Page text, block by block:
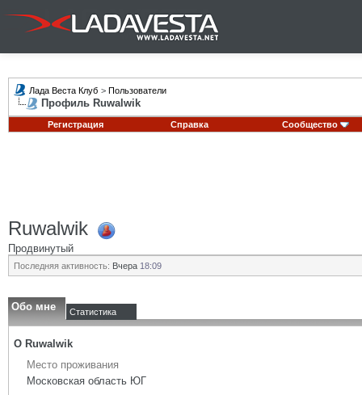
Лада Веста Клуб > Пользователи
Профиль Ruwalwik
Регистрация Справка Сообщество
Ruwalwik
Продвинутый
Последняя активность: Вчера 18:09
Обо мне Статистика
О Ruwalwik
Место проживания
Московская область ЮГ